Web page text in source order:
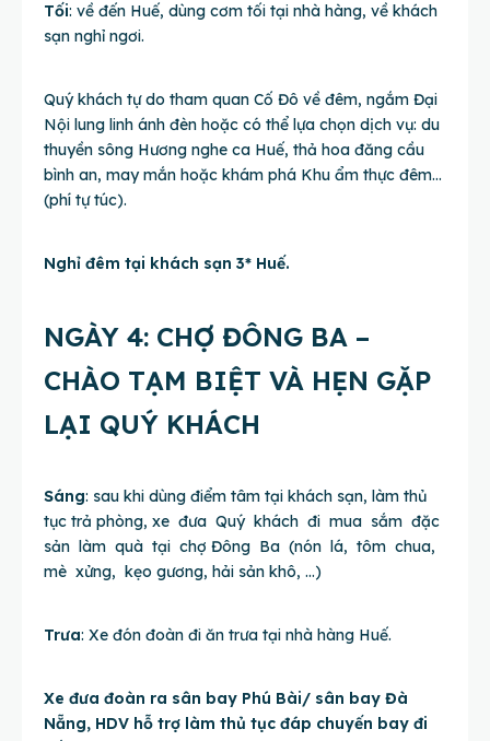
Tối: về đến Huế, dùng cơm tối tại nhà hàng, về khách
sạn nghỉ ngơi.
Quý khách tự do tham quan Cố Đô về đêm, ngắm Đại
Nội lung linh ánh đèn hoặc có thể lựa chọn dịch vụ: du
thuyền sông Hương nghe ca Huế, thả hoa đăng cầu
bình an, may mắn hoặc khám phá Khu ẩm thực đêm…
(phí tự túc).
Nghỉ đêm tại khách sạn 3* Huế.
NGÀY 4: CHỢ ĐÔNG BA –
CHÀO TẠM BIỆT VÀ HẸN GẶP
LẠI QUÝ KHÁCH
Sáng: sau khi dùng điểm tâm tại khách sạn, làm thủ
tục trả phòng, xe đưa Quý khách đi mua sắm đặc
sản làm quà tại chợ Đông Ba (nón lá, tôm chua,
mè xửng, kẹo gương, hải sản khô, …)
Trưa: Xe đón đoàn đi ăn trưa tại nhà hàng Huế.
Xe đưa đoàn ra sân bay Phú Bài/ sân bay Đà
Nẵng, HDV hỗ trợ làm thủ tục đáp chuyến bay đi